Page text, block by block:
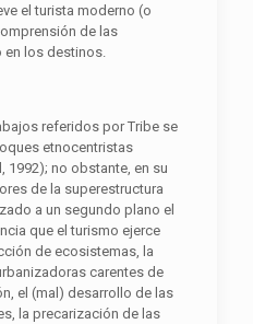
el turista moderno (o
de las
los destinos.
referidos por Tribe se
etnocentristas
1992); no obstante, en su
de la superestructura
a un segundo plano el
que el turismo ejerce
de ecosistemas, la
carentes de
el (mal) desarrollo de las
la precarización de las